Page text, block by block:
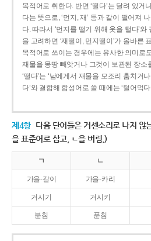
목적어로 취한다. 반면 ‘떨다’는 달려 있거
다는 뜻으로, ‘먼지, 재’ 등과 같이 떨어져
다. 따라서 ‘먼지를 떨기 위해 옷을 털다’
을 고려하면 ‘재떨이, 먼지떨이’가 올바른
목적어로 쓰이는 경우에는 유사한 의미로도
재물을 몽땅 빼앗거나 그것이 보관된 장소
‘떨다’는 ‘남에게서 재물을 모조리 훔치거
다’와 결합해 합성어로 쓸 때에는 ‘털어먹
제4항 다음 단어들은 거센소리로 나지 않
을 표준어로 삼고, ㄴ을 버림.)
ㄱ ㄴ
가을-갈이 가을-카리
거시기 거시키
분침 푼침